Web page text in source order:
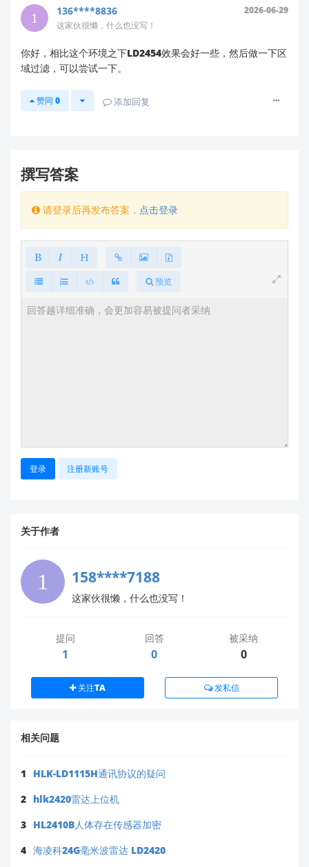
HLK-LD2454可能更适合办公室环境，原因：
新一代产品往往具有更大的检测范围和更高的静
止人体检测精度
改进的抗干扰算法更适合复杂办公环境
专为长时间静止人体检测优化
具有可调节的检测灵敏度，适应不同面积的办公
室
具有低功耗特性，适合7×24小时运行
已有多个成功应用于办公环境的案例（参考历史
记录中用户4的需求）
建议行动
免费的方案评估
如果您需要更详细的技术参数对比或应用案例，我们的
136****8836
2026-06-29
这家伙很懒，什么也没写！
你好，相比这个环境之下LD2454效果会好一些，然后做一下区
域过滤，可以尝试一下。
赞同 0 添加回复
撰写答案
请登录后再发布答案， 点击登录
预览
登录 注册新账号
关于作者
158****7188
这家伙很懒，什么也没写！
提问
1
回答
0
被采纳
0
关注TA 发私信
相关问题
1
HLK-LD1115H通讯协议的疑问
2 hlk2420雷达上位机
3 HL2410B人体存在传感器加密
4 海凌科24G毫米波雷达 LD2420